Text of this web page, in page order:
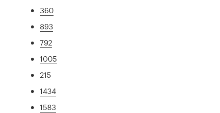
360
893
792
1005
215
1434
1583